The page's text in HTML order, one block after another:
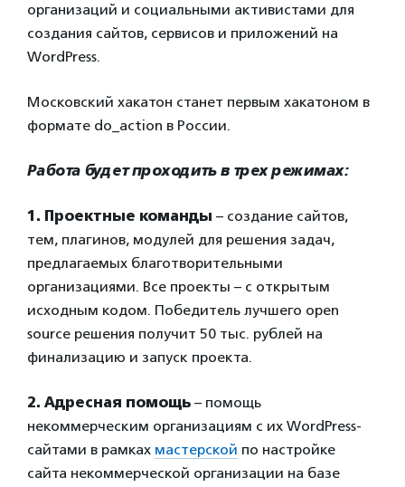
организаций и социальными активистами для
создания сайтов, сервисов и приложений на
WordPress.
Московский хакатон станет первым хакатоном в
формате do_action в России.
Работа будет проходить в трех режимах:
1. Проектные команды – создание сайтов,
тем, плагинов, модулей для решения задач,
предлагаемых благотворительными
организациями. Все проекты – с открытым
исходным кодом. Победитель лучшего open
source решения получит 50 тыс. рублей на
финализацию и запуск проекта.
2. Адресная помощь – помощь
некоммерческим организациям с их WordPress-
сайтами в рамках мастерской по настройке
сайта некоммерческой организации на базе